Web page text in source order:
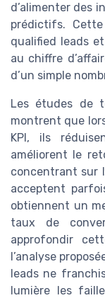
d’alimenter des
prédictifs.
qualified leads
au chiffre
d’un simple
Les études de
montrent que
KPI, ils
améliorent le
concentrant sur
acceptent
obtiennent un
taux de
approfondir
l’analyse
leads ne
lumière les